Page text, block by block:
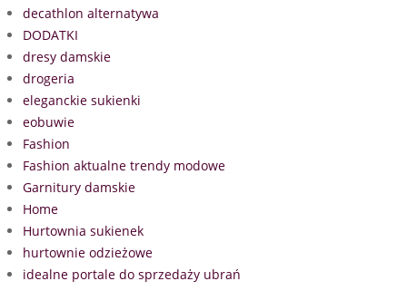
decathlon alternatywa
DODATKI
dresy damskie
drogeria
eleganckie sukienki
eobuwie
Fashion
Fashion aktualne trendy modowe
Garnitury damskie
Home
Hurtownia sukienek
hurtownie odzieżowe
idealne portale do sprzedaży ubrań